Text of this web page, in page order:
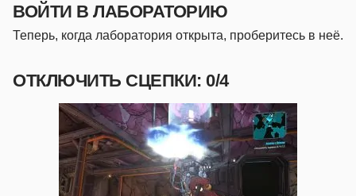
ВОЙТИ В ЛАБОРАТОРИЮ
Теперь, когда лаборатория открыта, проберитесь в неё.
ОТКЛЮЧИТЬ СЦЕПКИ: 0/4